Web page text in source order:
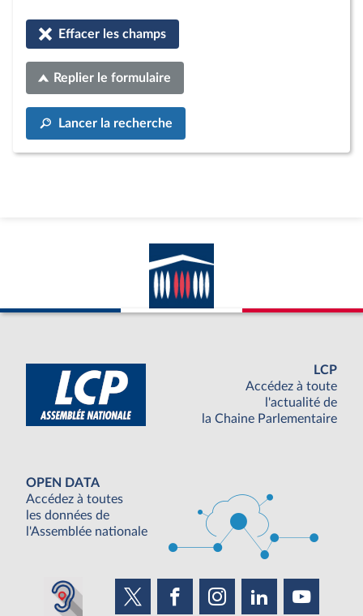
Effacer les champs
Replier le formulaire
Lancer la recherche
LCP
Accédez à toute
l'actualité de
la Chaine Parlementaire
OPEN DATA
Accédez à toutes
les données de
l'Assemblée nationale